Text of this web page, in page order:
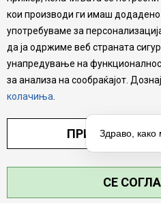
Настојуваме да бидеме
производите,
можеме да гарантираме
комплетни и без грешка.
нашата понуда, но не се
достапни во
кои производи ги имаш
употребуваме за
да ја одржиме веб страната
унапредување на
за анализа на сообраќајот.
колачиња
ПРИЛАГОДИ
СЕ
Здраво,